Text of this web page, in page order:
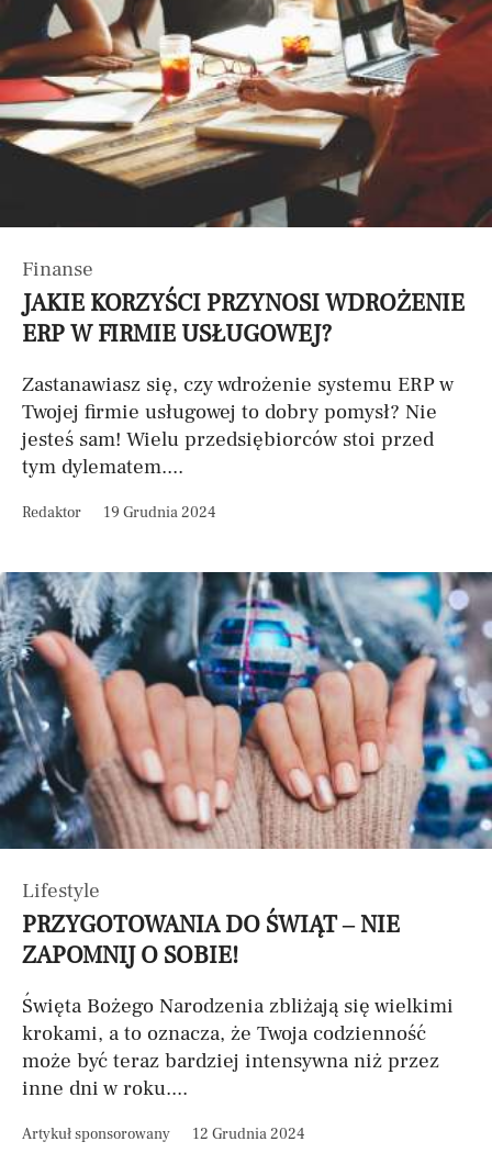
Finanse
JAKIE KORZYŚCI PRZYNOSI WDROŻENIE
ERP W FIRMIE USŁUGOWEJ?
Zastanawiasz się, czy wdrożenie systemu ERP w
Twojej firmie usługowej to dobry pomysł? Nie
jesteś sam! Wielu przedsiębiorców stoi przed
tym dylematem....
Redaktor 19 Grudnia 2024
Lifestyle
PRZYGOTOWANIA DO ŚWIĄT – NIE
ZAPOMNIJ O SOBIE!
Święta Bożego Narodzenia zbliżają się wielkimi
krokami, a to oznacza, że Twoja codzienność
może być teraz bardziej intensywna niż przez
inne dni w roku....
Artykuł sponsorowany 12 Grudnia 2024